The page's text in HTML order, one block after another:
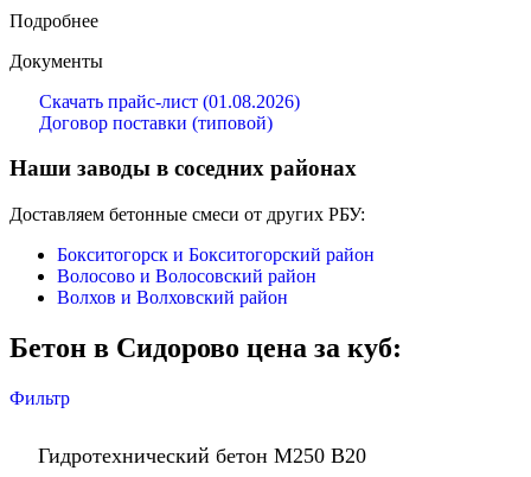
Подробнее
Документы
Скачать прайс-лист (01.08.2026)
Договор поставки (типовой)
Наши заводы в соседних районах
Доставляем бетонные смеси от других РБУ:
Бокситогорск и Бокситогорский район
Волосово и Волосовский район
Волхов и Волховский район
Бетон в Сидорово цена за куб:
Фильтр
Гидротехнический бетон М250 В20